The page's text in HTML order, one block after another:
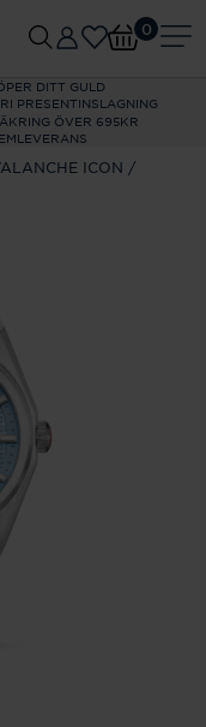
DITT GULD
PRESENTINSLAGNING
ÖVER 695KR
0
ICON